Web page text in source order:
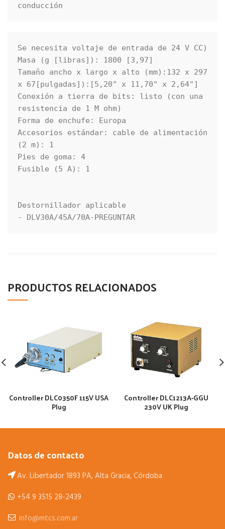
conducción
Se necesita voltaje de entrada de 24 V CC)
Masa (g [libras]): 1800 [3,97]
Tamaño ancho x largo x alto (mm):132 x 297
x 67[pulgadas]):[5,20" x 11,70" x 2,64"]
Conexión a tierra de bits: listo (con una
resistencia de 1 M ohm)
Forma de enchufe: Europa
Accesorios estándar: cable de alimentación
(2 m): 1
Pies de goma: 4
Fusible (5 A): 1
Destornillador aplicable
- DLV30A/45A/70A-PREGUNTAR
PRODUCTOS RELACIONADOS
Controller DLC0350F 115V USA
Plug
Controller DLC1213A-GGU
230V UK Plug
Datos de contacto
Av. Libertador 1893 PA, Alta Gracia, Córdoba
+54 9 3515 28-2439
info@mtcs.com.ar